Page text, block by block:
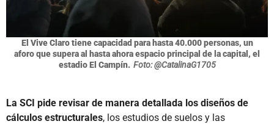
El Vive Claro tiene capacidad para hasta 40.000 personas, un
aforo que supera al hasta ahora espacio principal de la capital, el
estadio El Campín. Foto: @CatalinaG1705
La SCI pide revisar de manera detallada los diseños de
cálculos estructurales, los estudios de suelos y las